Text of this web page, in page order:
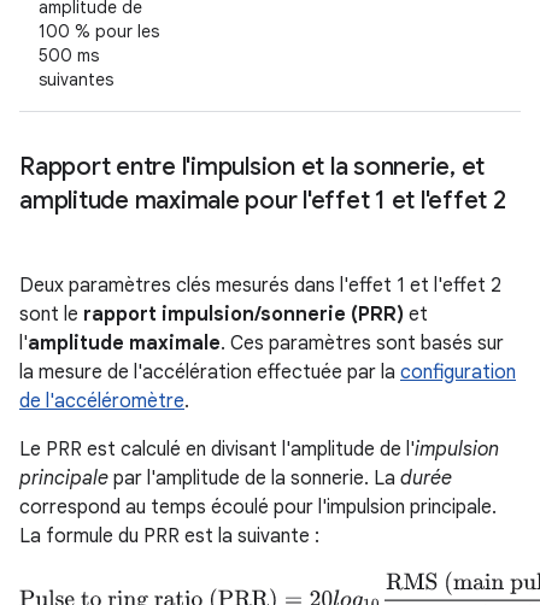
amplitude de
100 % pour les
500 ms
suivantes
Rapport entre l'impulsion et la sonnerie, et
amplitude maximale pour l'effet 1 et l'effet 2
Deux paramètres clés mesurés dans l'effet 1 et l'effet 2
sont le rapport impulsion/sonnerie (PRR) et
l'amplitude maximale. Ces paramètres sont basés sur
la mesure de l'accélération effectuée par la configuration
de l'accéléromètre.
Le PRR est calculé en divisant l'amplitude de l'impulsion
principale par l'amplitude de la sonnerie. La durée
correspond au temps écoulé pour l'impulsion principale.
La formule du PRR est la suivante :
Pulse to ring ratio (PRR)
20 RMS (main pulse)RMS